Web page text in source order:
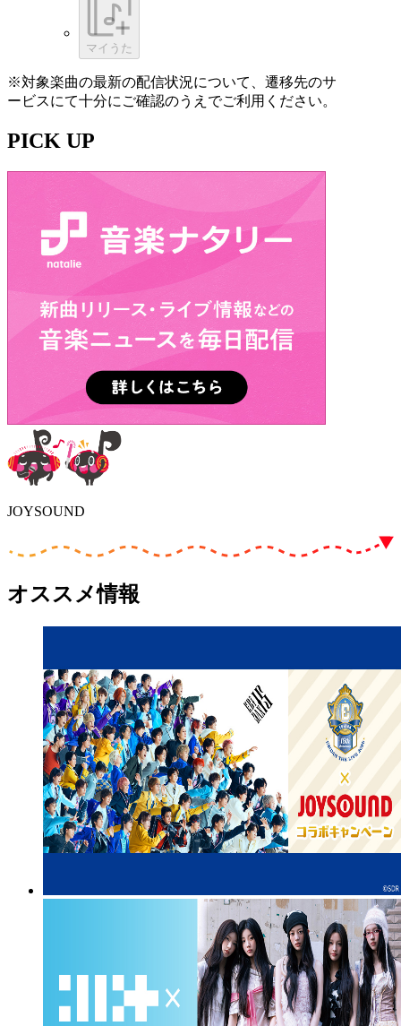
マイうた
※対象楽曲の最新の配信状況について、遷移先のサ
ービスにて十分にご確認のうえでご利用ください。
PICK UP
JOYSOUND
オススメ情報